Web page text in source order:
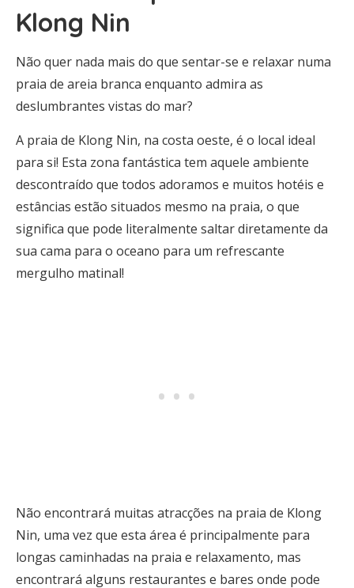
Klong Nin
Não quer nada mais do que sentar-se e relaxar numa
praia de areia branca enquanto admira as
deslumbrantes vistas do mar?
A praia de Klong Nin, na costa oeste, é o local ideal
para si! Esta zona fantástica tem aquele ambiente
descontraído que todos adoramos e muitos hotéis e
estâncias estão situados mesmo na praia, o que
significa que pode literalmente saltar diretamente da
sua cama para o oceano para um refrescante
mergulho matinal!
Não encontrará muitas atracções na praia de Klong
Nin, uma vez que esta área é principalmente para
longas caminhadas na praia e relaxamento, mas
encontrará alguns restaurantes e bares onde pode